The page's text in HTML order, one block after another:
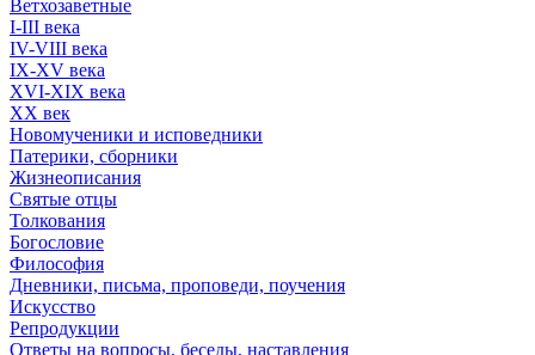
Ветхозаветные
I-III века
IV-VIII века
IX-XV века
XVI-XIX века
XX век
Новомученики и исповедники
Патерики, сборники
Жизнеописания
Святые отцы
Толкования
Богословие
Философия
Дневники, письма, проповеди, поучения
Искусство
Репродукции
Ответы на вопросы, беседы, наставления